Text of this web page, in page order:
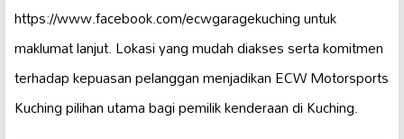
https://www.facebook.com/ecwgaragekuching untuk
maklumat lanjut. Lokasi yang mudah diakses serta komitmen
terhadap kepuasan pelanggan menjadikan ECW Motorsports
Kuching pilihan utama bagi pemilik kenderaan di Kuching.